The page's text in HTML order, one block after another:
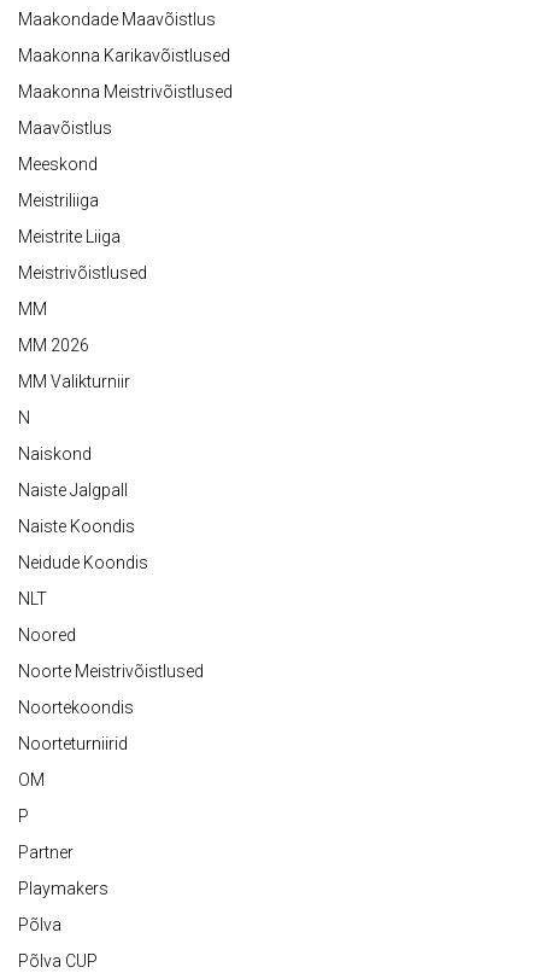
Maakondade Maavõistlus
Maakonna Karikavõistlused
Maakonna Meistrivõistlused
Maavõistlus
Meeskond
Meistriliiga
Meistrite Liiga
Meistrivõistlused
MM
MM 2026
MM Valikturniir
N
Naiskond
Naiste Jalgpall
Naiste Koondis
Neidude Koondis
NLT
Noored
Noorte Meistrivõistlused
Noortekoondis
Noorteturniirid
OM
P
Partner
Playmakers
Põlva
Põlva CUP